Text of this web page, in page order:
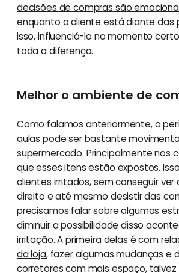
decisões de compras são
enquanto o cliente está diante das
isso, influenciá-lo no momento
toda a diferença.
Melhor o ambiente de
Como falamos anteriormente, o
aulas pode ser bastante
supermercado. Principalmente nos
que esses itens estão expostos.
clientes irritados, sem conseguir ver
direito e até mesmo desistir das
precisamos falar sobre algumas
diminuir a possibilidade disso
irritação. A primeira delas é com
da loja, fazer algumas mudanças e
corretores com mais espaço, talvez